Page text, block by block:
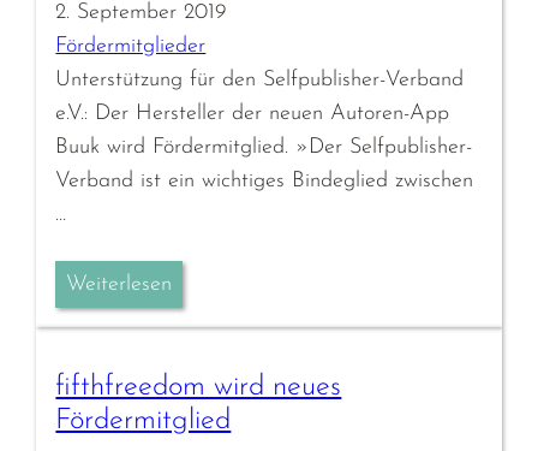
2. September 2019
Fördermitglieder
Unterstützung für den Selfpublisher-Verband
e.V.: Der Hersteller der neuen Autoren-App
Buuk wird Fördermitglied. »Der Selfpublisher-
Verband ist ein wichtiges Bindeglied zwischen
…
Weiterlesen
fifthfreedom wird neues
Fördermitglied